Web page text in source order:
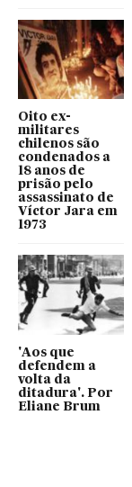
Oito ex-
militares
chilenos são
condenados a
18 anos de
prisão pelo
assassinato de
Víctor Jara em
1973
'Aos que
defendem a
volta da
ditadura'. Por
Eliane Brum